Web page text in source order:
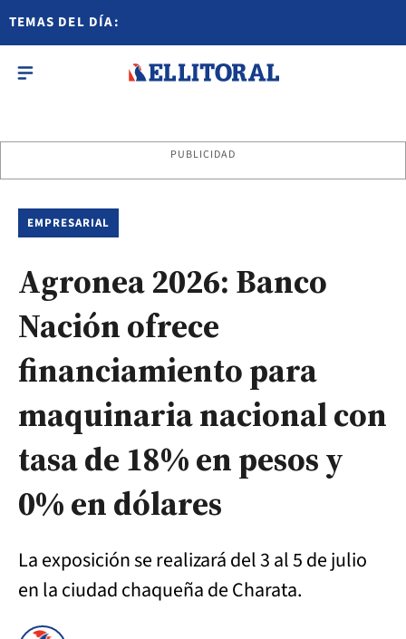
TEMAS DEL DÍA:
PUBLICIDAD
EMPRESARIAL
Agronea 2026: Banco
Nación ofrece
financiamiento para
maquinaria nacional con
tasa de 18% en pesos y
0% en dólares
La exposición se realizará del 3 al 5 de julio
en la ciudad chaqueña de Charata.